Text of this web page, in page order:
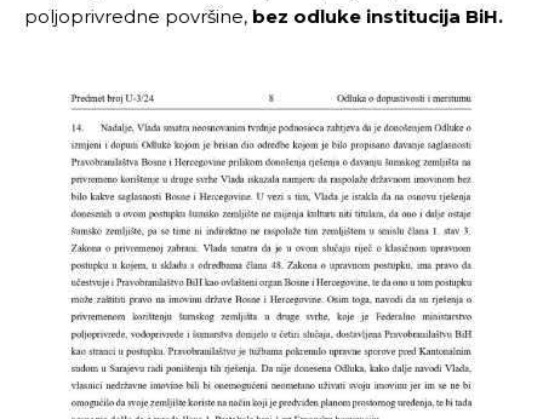
poljoprivredne površine, bez odluke institucija BiH.